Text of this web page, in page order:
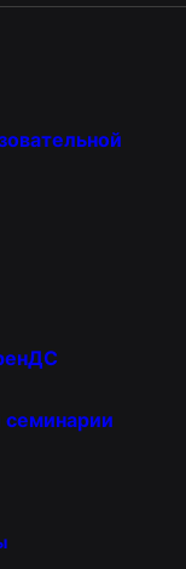
семинарии